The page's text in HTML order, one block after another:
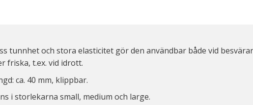
tunnhet och stora elasticitet gör den användbar både vid
friska, t.ex. vid idrott.
ca. 40 mm, klippbar.
i storlekarna small, medium och large.